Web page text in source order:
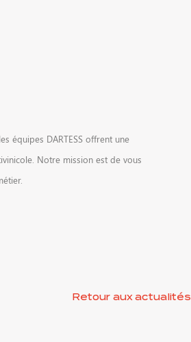
équipes DARTESS offrent une
Notre mission est de vous
Retour aux actualités